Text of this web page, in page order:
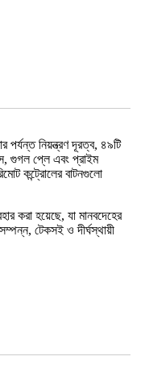
পর্যন্ত নিয়ন্ত্রণ দূরত্ব, ৪৯টি
গুগল প্লে এবং প্রাইম
কন্ট্রোলের বাটনগুলো
করা হয়েছে, যা মানবদেহের
টেকসই ও দীর্ঘস্থায়ী